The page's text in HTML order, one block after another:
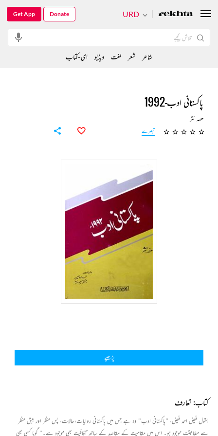
پاکستانی ادب-1992
حصہ نثر
تبصرے
پڑھیے
کتاب: تعارف
بقول فیض احمد فیض، "پاکستانی ادب" وہ ہے جس میں پاکستانی روایات،حالات، پس منظر اور بیش منظر
سے مطابقت موجود ہو۔ اس میں مقامیت کے مقاصد کے ساتھ آفاقیت بھی موجود ہے۔" گویا کسی بھی
URD
Get App Donate
شاعر شعر لغت ویڈیو ای-کتاب